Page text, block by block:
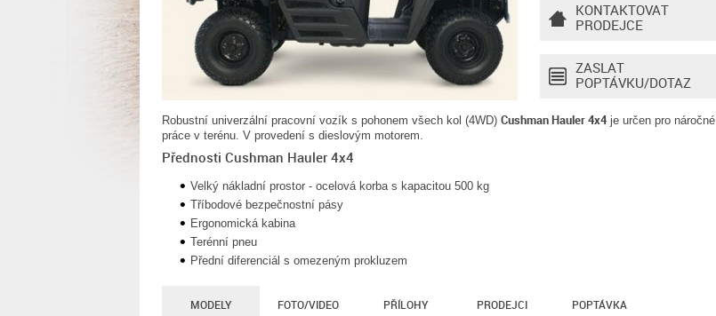
KONTAKTOVAT
PRODEJCE
ZASLAT
POPTÁVKU/DOTAZ
Robustní univerzální pracovní vozík s pohonem všech kol (4WD) Cushman Hauler 4x4 je určen pro náročné
práce v terénu. V provedení s dieslovým motorem.
Přednosti Cushman Hauler 4x4
Velký nákladní prostor - ocelová korba s kapacitou 500 kg
Tříbodové bezpečnostní pásy
Ergonomická kabina
Terénní pneu
Přední diferenciál s omezeným prokluzem
MODELY FOTO/VIDEO PŘÍLOHY PRODEJCI POPTÁVKA